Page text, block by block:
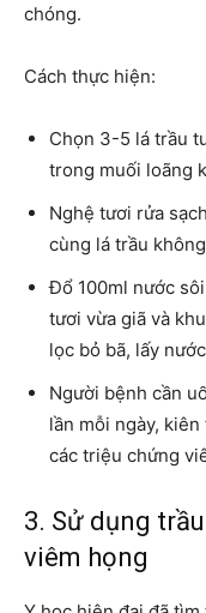
chóng.
Cách thực hiện:
Chọn 3-5 lá trầu
trong muối loãng
Nghệ tươi rửa
cùng lá trầu
Đổ 100ml nước
tươi vừa giã và
lọc bỏ bã, lấy
Người bệnh cần
lần mỗi ngày,
các triệu chứng
3. Sử dụng
viêm họng